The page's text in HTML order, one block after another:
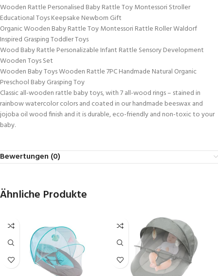
Wooden Rattle Personalised Baby Rattle Toy Montessori Stroller
Educational Toys Keepsake Newborn Gift
Organic Wooden Baby Rattle Toy Montessori Rattle Roller Waldorf
Inspired Grasping Toddler Toys
Wood Baby Rattle Personalizable Infant Rattle Sensory Development
Wooden Toys Set
Wooden Baby Toys Wooden Rattle 7PC Handmade Natural Organic
Preschool Baby Grasping Toy
Classic all-wooden rattle baby toys, with 7 all-wood rings – stained in
rainbow watercolor colors and coated in our handmade beeswax and
jojoba oil wood finish and it is durable, eco-friendly and non-toxic to your
baby.
Bewertungen (0)
Ähnliche Produkte